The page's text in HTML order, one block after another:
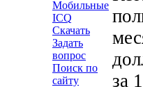
Мобильные
ICQ
Скачать
Задать
вопрос
Поиск по
сайту
за